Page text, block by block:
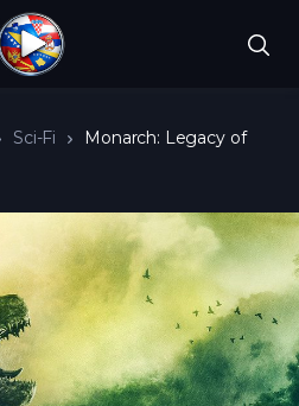
Sci-Fi
Monarch: Legacy of